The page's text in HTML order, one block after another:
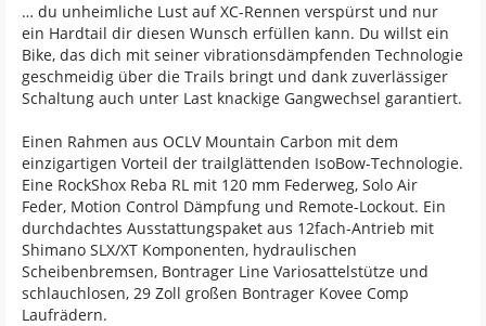
… du unheimliche Lust auf XC-Rennen verspürst und nur
ein Hardtail dir diesen Wunsch erfüllen kann. Du willst ein
Bike, das dich mit seiner vibrationsdämpfenden Technologie
geschmeidig über die Trails bringt und dank zuverlässiger
Schaltung auch unter Last knackige Gangwechsel garantiert.
Einen Rahmen aus OCLV Mountain Carbon mit dem
einzigartigen Vorteil der trailglättenden IsoBow-Technologie.
Eine RockShox Reba RL mit 120 mm Federweg, Solo Air
Feder, Motion Control Dämpfung und Remote-Lockout. Ein
durchdachtes Ausstattungspaket aus 12fach-Antrieb mit
Shimano SLX/XT Komponenten, hydraulischen
Scheibenbremsen, Bontrager Line Variosattelstütze und
schlauchlosen, 29 Zoll großen Bontrager Kovee Comp
Laufrädern.